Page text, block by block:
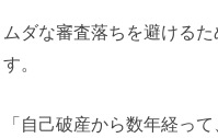
ムダな審査落ちを避ける
す。
「自己破産から数年経っ